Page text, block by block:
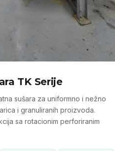
TK Serije
sušara za uniformno i nežno
i granuliranih proizvoda.
sa rotacionim perforiranim